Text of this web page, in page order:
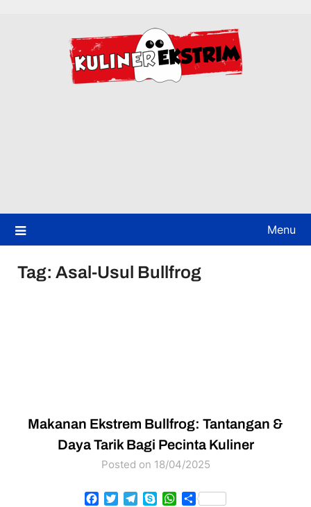
Menu
Tag: Asal-Usul Bullfrog
Makanan Ekstrem Bullfrog: Tantangan &
Daya Tarik Bagi Pecinta Kuliner
Posted on 18/04/2025
Facebook
TwitterTelegram
SkypeWhatsApp
Share